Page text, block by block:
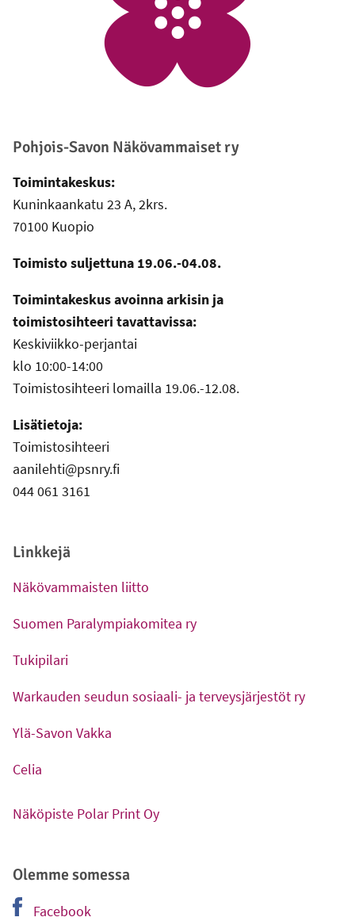
Pohjois-Savon Näkövammaiset ry
Toimintakeskus:
Kuninkaankatu 23 A, 2krs.
70100 Kuopio
Toimisto suljettuna 19.06.-04.08.
Toimintakeskus avoinna arkisin ja
toimistosihteeri tavattavissa:
Keskiviikko-perjantai
klo 10:00-14:00
Toimistosihteeri lomailla 19.06.-12.08.
Lisätietoja:
Toimistosihteeri
aanilehti@psnry.fi
044 061 3161
Linkkejä
Näkövammaisten liitto
Suomen Paralympiakomitea ry
Tukipilari
Warkauden seudun sosiaali- ja terveysjärjestöt ry
Ylä-Savon Vakka
Celia
Näköpiste Polar Print Oy
Olemme somessa
Facebook